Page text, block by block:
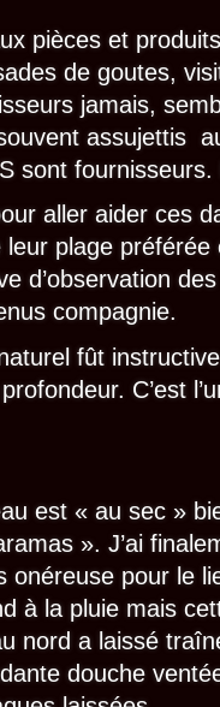
pièces et
de goutes,
jamais,
assujettis
sont
aller aider ces
plage préférée
d’observation
compagnie.
fût
C’est
est « au sec »
». J’ai
onéreuse pour le
à la pluie mais
nord a laissé
douche